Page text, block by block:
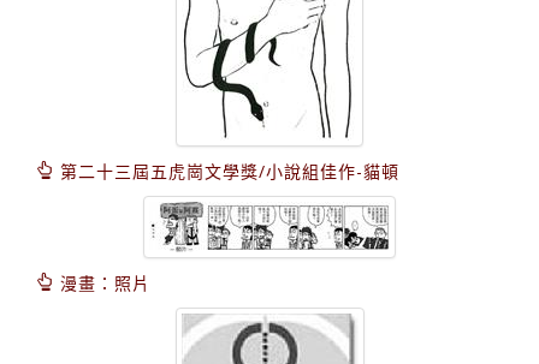
第二十三屆五虎崗文學獎/小說組佳作-貓頓
漫畫：照片